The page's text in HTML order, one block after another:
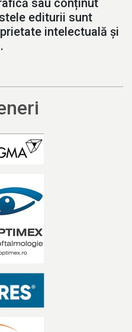
editurii sunt
intelectuală și